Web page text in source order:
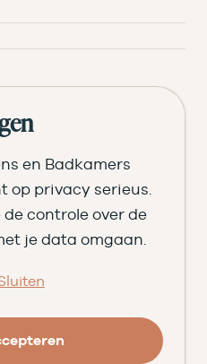
en Badkamers
op privacy serieus.
controle over de
je data omgaan.